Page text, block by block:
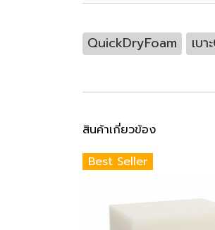
QuickDryFoam เบ
สินค้าเกี่ยวข้อง
Best Seller